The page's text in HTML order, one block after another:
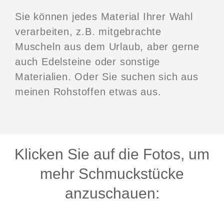
Sie können jedes Material Ihrer Wahl
verarbeiten, z.B. mitgebrachte
Muscheln aus dem Urlaub, aber gerne
auch Edelsteine oder sonstige
Materialien. Oder Sie suchen sich aus
meinen Rohstoffen etwas aus.
Klicken Sie auf die Fotos, um
mehr Schmuckstücke
anzuschauen: